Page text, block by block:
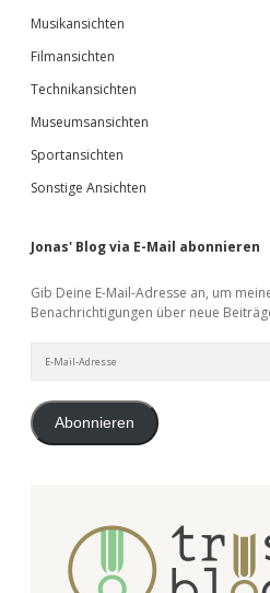
Musikansichten
Filmansichten
Technikansichten
Museumsansichten
Sportansichten
Sonstige Ansichten
Jonas' Blog via E-Mail abonnieren
Gib Deine E-Mail-Adresse an, um
Benachrichtigungen über neue
Mail-
Abonnieren